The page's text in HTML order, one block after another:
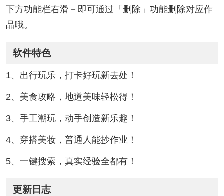
下方功能栏右滑－即可通过「删除」功能删除对应作
品哦。
软件特色
1、出行玩乐，打卡好玩新去处！
2、美食攻略，地道美味轻松得！
3、手工潮玩，动手创造新乐趣！
4、穿搭美妆，普通人能抄作业！
5、一键搜索，真实经验全都有！
更新日志